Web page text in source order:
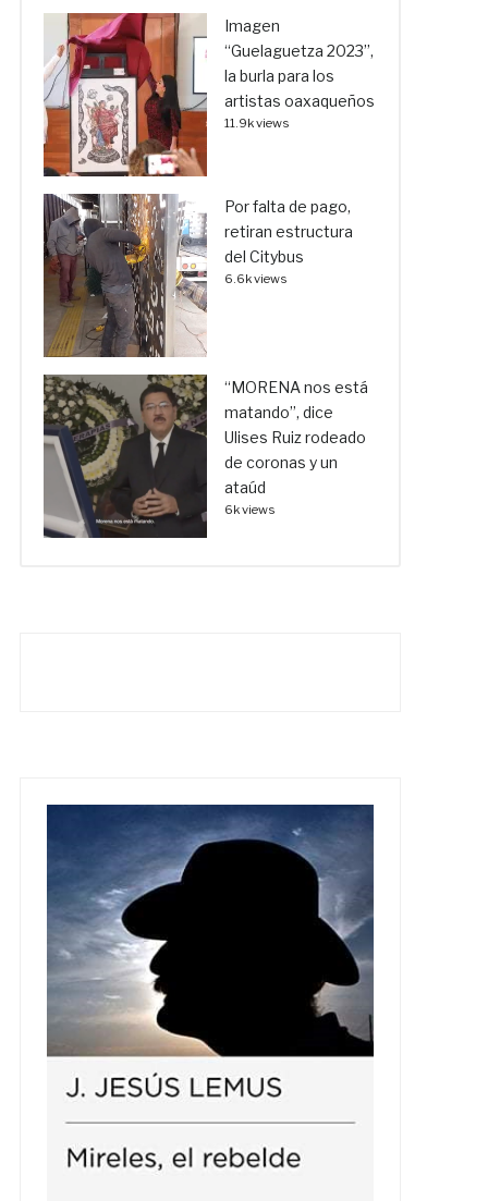
Imagen
“Guelaguetza 2023”,
la burla para los
artistas oaxaqueños
11.9k views
Por falta de pago,
retiran estructura
del Citybus
6.6k views
“MORENA nos está
matando”, dice
Ulises Ruiz rodeado
de coronas y un
ataúd
6k views